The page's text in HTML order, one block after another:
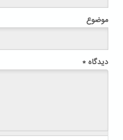
موضوع
دیدگاه *